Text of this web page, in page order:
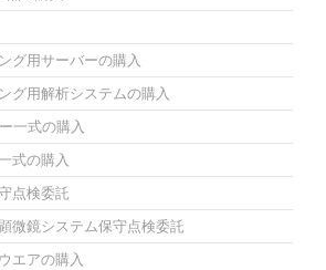
グ用サーバーの購入
グ用解析システムの購入
一式の購入
式の購入
点検委託
微鏡システム保守点検委託
エアの購入